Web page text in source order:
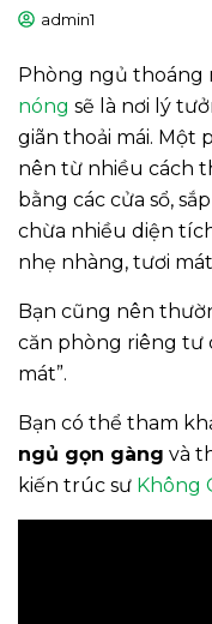
admin1
Phòng ngủ thoáng
nóng sẽ là nơi lý
giãn thoải mái. Một
nên từ nhiều cách
bằng các cửa sổ,
chừa nhiều diện
nhẹ nhàng, tươi
Bạn cũng nên
căn phòng riêng tư
mát”.
Bạn có thể tham
ngủ gọn gàng và
kiến trúc sư Không